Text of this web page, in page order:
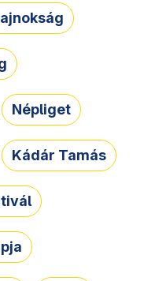
Népliget
Kádár Tamás